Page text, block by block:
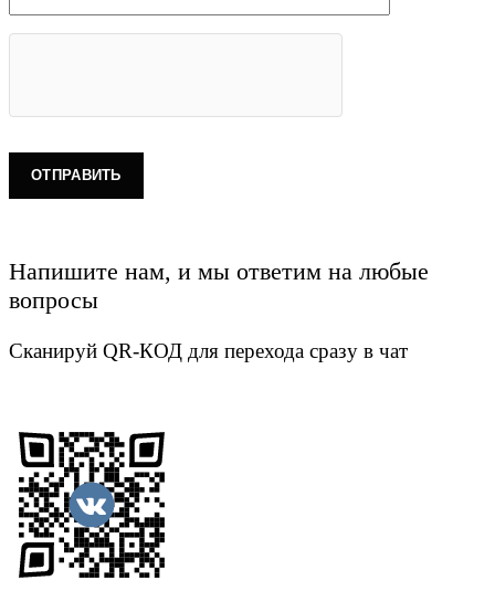
Напишите нам, и мы ответим на любые
вопросы
Сканируй QR-КОД для перехода сразу в чат